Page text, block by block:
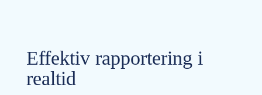
Effektiv rapportering i
realtid